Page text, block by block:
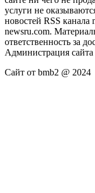
услуги не
новостей RSS канала
newsru.com.
ответственность за
Администрация сайта
Сайт от bmb2 @ 2024